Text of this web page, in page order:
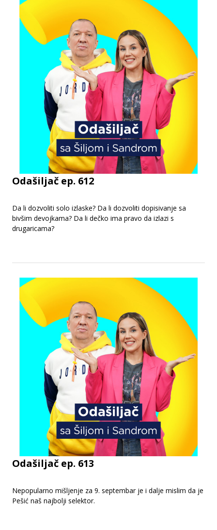
Odašiljač ep. 612
Da li dozvoliti solo izlaske? Da li dozvoliti dopisivanje sa
bivšim devojkama? Da li dečko ima pravo da izlazi s
drugaricama?
Odašiljač ep. 613
Nepopularno mišljenje za 9. septembar je i dalje mislim da je
Pešić naš najbolji selektor.